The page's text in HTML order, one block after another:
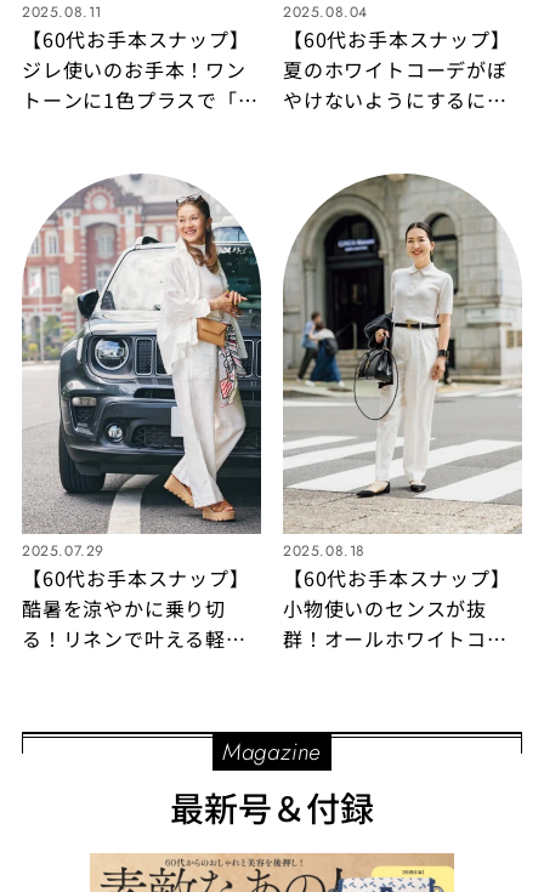
2025.08.11
【60代お手本スナップ】
ジレ使いのお手本！ワン
トーンに1色プラスで「普
2025.08.04
【60代お手本スナップ】
夏のホワイトコーデがぼ
やけないようにするに
装いに！
2025.07.29
【60代お手本スナップ】
酷暑を涼やかに乗り切
る！リネンで叶える軽や
2025.08.18
【60代お手本スナップ】
小物使いのセンスが抜
群！オールホワイトコー
Magazine
最新号＆付録